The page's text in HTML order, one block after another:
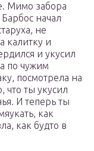
Мимо забора
начал
не
калитку и
и укусил
по чужим
посмотрела на
что ты укусил
И теперь ты
как
как будто в